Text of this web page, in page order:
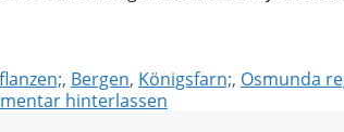
, Bergen, Königsfarn;, Osmunda
hinterlassen